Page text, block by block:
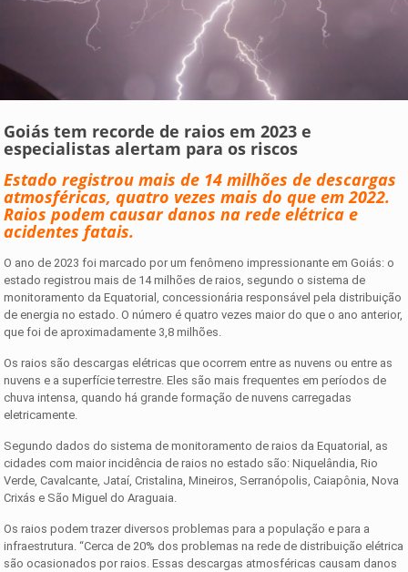
Goiás tem recorde de raios em 2023 e
especialistas alertam para os riscos
Estado registrou mais de 14 milhões de descargas
atmosféricas, quatro vezes mais do que em 2022.
Raios podem causar danos na rede elétrica e
acidentes fatais.
O ano de 2023 foi marcado por um fenômeno impressionante em Goiás: o
estado registrou mais de 14 milhões de raios, segundo o sistema de
monitoramento da Equatorial, concessionária responsável pela distribuição
de energia no estado. O número é quatro vezes maior do que o ano anterior,
que foi de aproximadamente 3,8 milhões.
Os raios são descargas elétricas que ocorrem entre as nuvens ou entre as
nuvens e a superfície terrestre. Eles são mais frequentes em períodos de
chuva intensa, quando há grande formação de nuvens carregadas
eletricamente.
Segundo dados do sistema de monitoramento de raios da Equatorial, as
cidades com maior incidência de raios no estado são: Niquelândia, Rio
Verde, Cavalcante, Jataí, Cristalina, Mineiros, Serranópolis, Caiapônia, Nova
Crixás e São Miguel do Araguaia.
Os raios podem trazer diversos problemas para a população e para a
infraestrutura. “Cerca de 20% dos problemas na rede de distribuição elétrica
são ocasionados por raios. Essas descargas atmosféricas causam danos